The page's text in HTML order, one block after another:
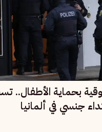
بحماية الأطفال..